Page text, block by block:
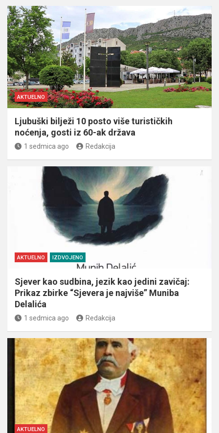
AKTUELNO
Ljubuški bilježi 10 posto više turističkih
noćenja, gosti iz 60-ak država
1 sedmica ago Redakcija
AKTUELNO IZDVOJENO
Sjever kao sudbina, jezik kao jedini zavičaj:
Prikaz zbirke “Sjevera je najviše” Muniba
Delalića
1 sedmica ago Redakcija
AKTUELNO